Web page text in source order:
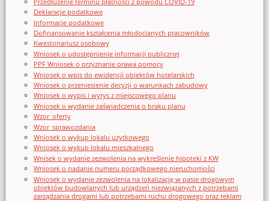
Deklaracje podatkowe
Informacje podatkowe
Dofinansowanie kształcenia młodocianych pracowników
Kwestonariusz osobowy
Wniosek o udostępnienie informacji publicznej
PPF Wniosek o przyznanie prawa pomocy
Wniosek o wpis do ewidencji obiektów hotelarskich
Wniosek o przeniesienie decyzji o warunkach zabudowy
Wniosek o wypis i wyrys z miejscowego planu
Wniosek o wydanie zaświadczenia o braku planu
Wzor_oferty
Wzor_sprawozdania
Wniosek o wykup lokalu użytkowego
Wniosek o wykup lokalu mieszkalnego
Wnisek o wydanie zezwolenia na wykreślenie hipoteki z KW
Wniosek o nadanie numeru porządkowego nieruchomości
Wniosek o wydanie zezwolenia na lokalizację w pasie drogowym
obiektów budowlanych lub urządzeń niezwiązanych z potrzebami
zarządzania drogami lub potrzebami ruchu drogowego oraz reklam